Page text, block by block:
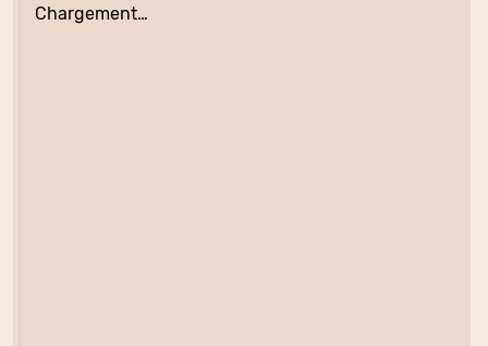
Chargement…